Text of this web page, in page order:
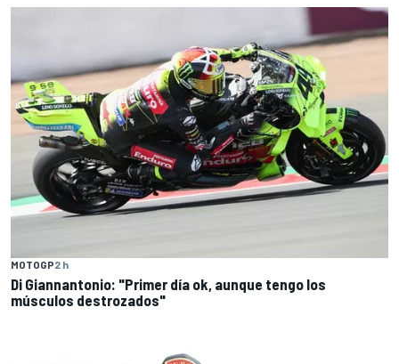
MOTOGP2 h
Di Giannantonio: "Primer día ok, aunque tengo los
músculos destrozados"